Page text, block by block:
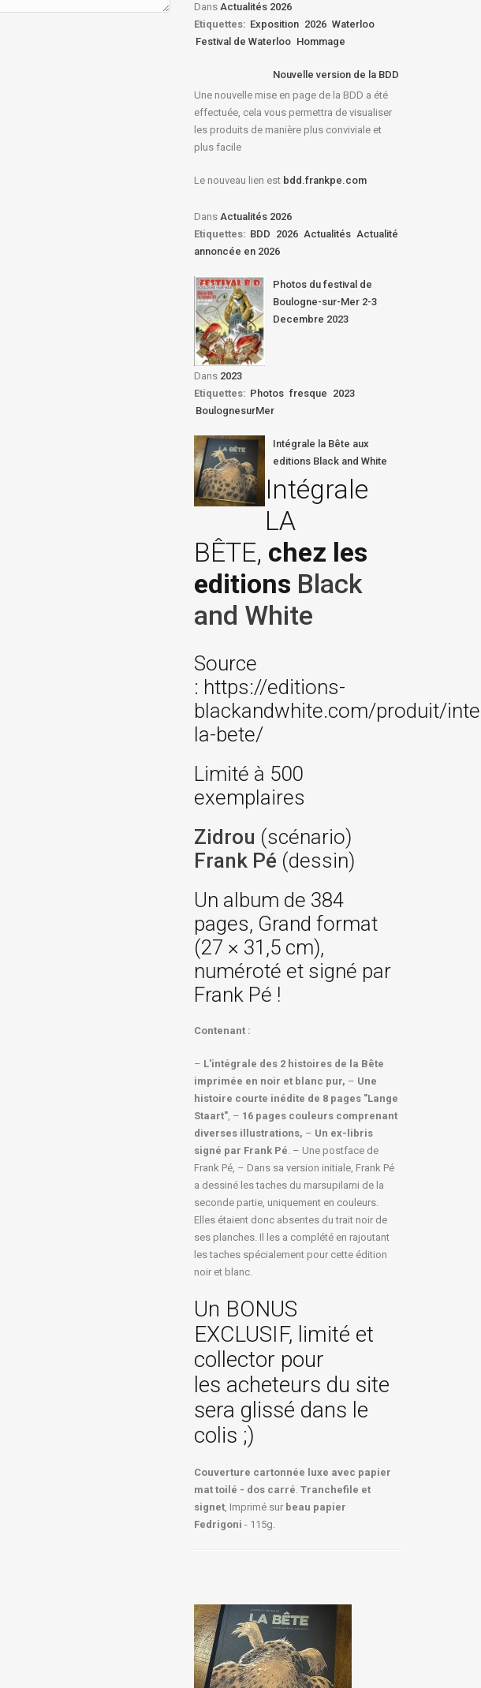
Dans Actualités 2026
Etiquettes: Exposition 2026 Waterloo
Festival de Waterloo Hommage
Nouvelle version de la BDD
Une nouvelle mise en page de la BDD a été
effectuée, cela vous permettra de visualiser
les produits de manière plus conviviale et
plus facile
Le nouveau lien est bdd.frankpe.com
Dans Actualités 2026
Etiquettes: BDD 2026 Actualités Actualité
annoncée en 2026
Photos du festival de
Boulogne-sur-Mer 2-3
Decembre 2023
Dans 2023
Etiquettes: Photos fresque 2023
BoulognesurMer
Intégrale la Bête aux
editions Black and White
Intégrale
LA
BÊTE, chez les
editions Black
and White
Source
: https://editions-
blackandwhite.com/produit/
la-bete/
Limité à 500
exemplaires
Zidrou (scénario)
Frank Pé (dessin)
Un album de 384
pages, Grand format
(27 × 31,5 cm),
numéroté et signé par
Frank Pé !
Contenant :
– L'intégrale des 2 histoires de la Bête
imprimée en noir et blanc pur, – Une
histoire courte inédite de 8 pages "Lange
Staart", – 16 pages couleurs comprenant
diverses illustrations, – Un ex-libris
signé par Frank Pé. – Une postface de
Frank Pé, – Dans sa version initiale, Frank Pé
a dessiné les taches du marsupilami de la
seconde partie, uniquement en couleurs.
Elles étaient donc absentes du trait noir de
ses planches. Il les a complété en rajoutant
les taches spécialement pour cette édition
noir et blanc.
Un BONUS
EXCLUSIF, limité et
collector pour
les acheteurs du site
sera glissé dans le
colis ;)
Couverture cartonnée luxe avec papier
mat toilé - dos carré. Tranchefile et
signet, Imprimé sur beau papier
Fedrigoni - 115g.